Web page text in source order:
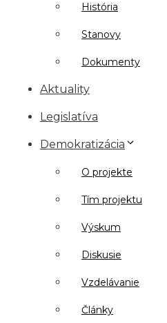
História
Stanovy
Dokumenty
Aktuality
Legislatíva
Demokratizácia
O projekte
Tím projektu
Výskum
Diskusie
Vzdelávanie
Články